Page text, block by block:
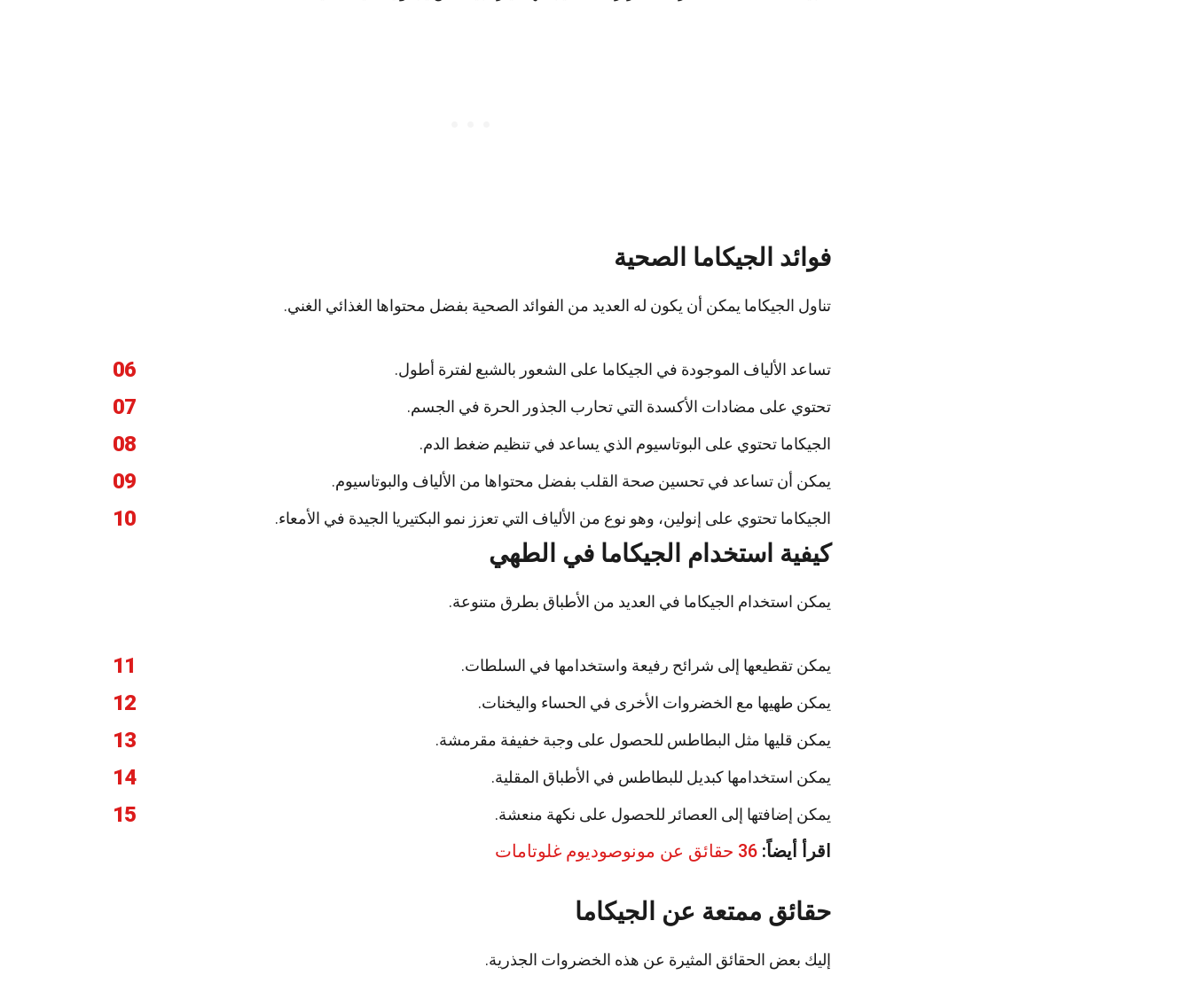
فوائد الجيكاما الصحية
تناول الجيكاما يمكن أن يكون له العديد من الفوائد الصحية بفضل محتواها الغذائي الغني.
06 تساعد الألياف الموجودة في الجيكاما على الشعور بالشبع لفترة أطول.
07 تحتوي على مضادات الأكسدة التي تحارب الجذور الحرة في الجسم.
08 الجيكاما تحتوي على البوتاسيوم الذي يساعد في تنظيم ضغط الدم.
09 يمكن أن تساعد في تحسين صحة القلب بفضل محتواها من الألياف والبوتاسيوم.
10 الجيكاما تحتوي على إنولين، وهو نوع من الألياف التي تعزز نمو البكتيريا الجيدة في الأمعاء.
كيفية استخدام الجيكاما في الطهي
يمكن استخدام الجيكاما في العديد من الأطباق بطرق متنوعة.
11 يمكن تقطيعها إلى شرائح رفيعة واستخدامها في السلطات.
12 يمكن طهيها مع الخضروات الأخرى في الحساء واليخنات.
13 يمكن قليها مثل البطاطس للحصول على وجبة خفيفة مقرمشة.
14 يمكن استخدامها كبديل للبطاطس في الأطباق المقلية.
15 يمكن إضافتها إلى العصائر للحصول على نكهة منعشة.
اقرأ أيضاً: 36 حقائق عن مونوصوديوم غلوتامات
حقائق ممتعة عن الجيكاما
إليك بعض الحقائق المثيرة عن هذه الخضروات الجذرية.